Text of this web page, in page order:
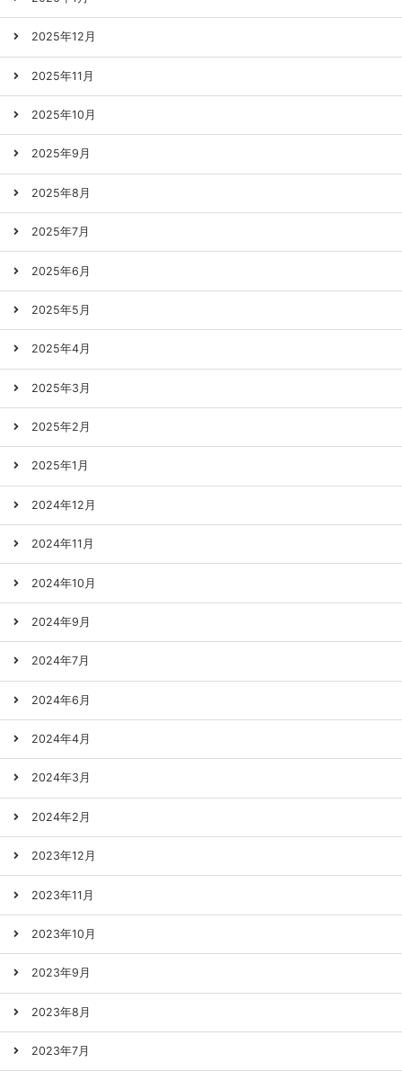
2025年12月
2025年11月
2025年10月
2025年9月
2025年8月
2025年7月
2025年6月
2025年5月
2025年4月
2025年3月
2025年2月
2025年1月
2024年12月
2024年11月
2024年10月
2024年9月
2024年7月
2024年6月
2024年4月
2024年3月
2024年2月
2023年12月
2023年11月
2023年10月
2023年9月
2023年8月
2023年7月